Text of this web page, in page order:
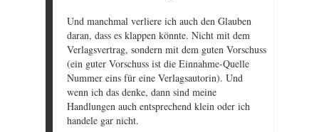
Und manchmal verliere ich auch den Glauben
daran, dass es klappen könnte. Nicht mit dem
Verlagsvertrag, sondern mit dem guten Vorschuss
(ein guter Vorschuss ist die Einnahme-Quelle
Nummer eins für eine Verlagsautorin). Und
wenn ich das denke, dann sind meine
Handlungen auch entsprechend klein oder ich
handele gar nicht.